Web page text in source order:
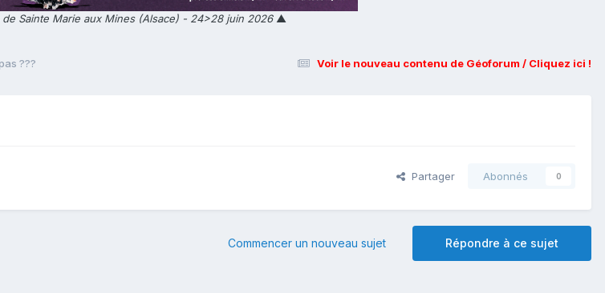
Sainte Marie aux Mines (Alsace) - 24>28 juin 2026▲
Voir le nouveau contenu de Géoforum / Cliquez ici !
???
Partager Abonnés 0
Répondre à ce sujet
Commencer un nouveau sujet